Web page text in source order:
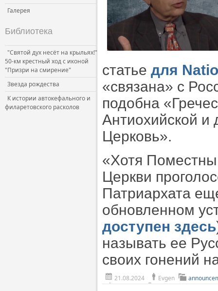
Галерея
Библиотека
"Святой дух несёт на крыльях!"
50-км крестный ход с иконой
"Призри на смирение"
Звезда рождества
К истории автокефального и
филаретовского расколов
статье для
«связана» с
подобна
Антиохийской и
Церковь».
«Хотя
Церкви
Патриархата
обновленном
доступен здесь
называть ее
своих гонений
21.08.2024 Evgen